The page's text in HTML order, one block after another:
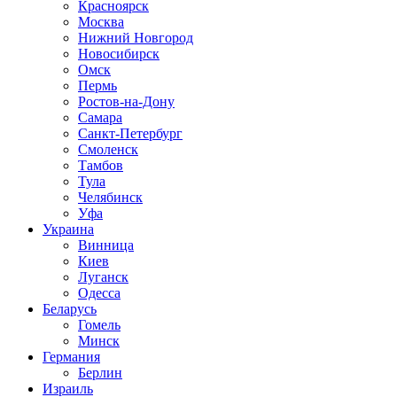
Красноярск
Москва
Нижний Новгород
Новосибирск
Омск
Пермь
Ростов-на-Дону
Самара
Санкт-Петербург
Смоленск
Тамбов
Тула
Челябинск
Уфа
Украина
Винница
Киев
Луганск
Одесса
Беларусь
Гомель
Минск
Германия
Берлин
Израиль